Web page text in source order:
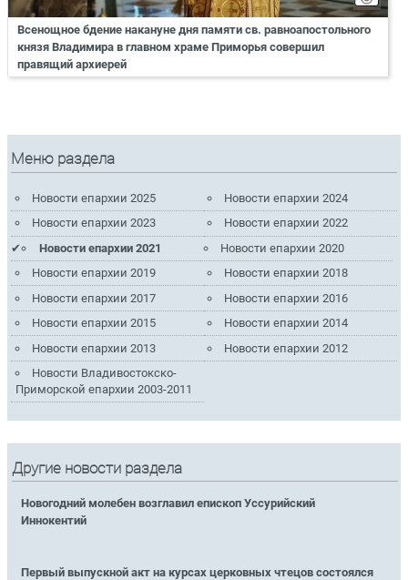
Всенощное бдение накануне дня памяти св. равноапостольного
князя Владимира в главном храме Приморья совершил
правящий архиерей
Меню раздела
Новости епархии 2025
Новости епархии 2024
Новости епархии 2023
Новости епархии 2022
Новости епархии 2021
Новости епархии 2020
Новости епархии 2019
Новости епархии 2018
Новости епархии 2017
Новости епархии 2016
Новости епархии 2015
Новости епархии 2014
Новости епархии 2013
Новости епархии 2012
Новости Владивостокско-
Приморской епархии 2003-2011
Другие новости раздела
Новогодний молебен возглавил епископ Уссурийский
Иннокентий
Первый выпускной акт на курсах церковных чтецов состоялся